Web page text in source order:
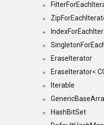
►
►
►
►
► EraseIterator
► EraseIterator<
► Iterable
►
► HashBitSet